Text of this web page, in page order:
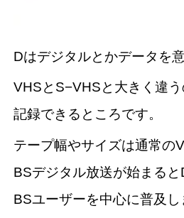
Dはデジタルとかデータを
VHSとS−VHSと大きく違
記録できるところです。
テープ幅やサイズは通常の
BSデジタル放送が始まる
BSユーザーを中心に普及し